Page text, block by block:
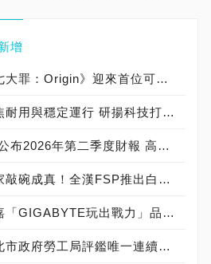
增
《七大罪：Origin》迎來首位可遊玩十誡角色「德里艾利」
聚焦耐用與穩定運行 研揚科技打造新一代 COM Express Type 6 模組
LG公布2026年第二季度財報 高附加價值產品銷售成長與成本競爭力提升，營業獲利年增 147%
玩家敲碗成真！全漢FSP推出白色 VITA PM MIT 1000W 靜音電源純白上市！ MIT 白金電源首度披上純白戰袍，支援 ATX 3.1、PCIe 5.1，10年保固！
技嘉「GIGABYTE玩出戰力」品牌活動8/3讓玩家「找到專屬配備」
新北市政府勞工局評鑑唯一連續三年獲獎企業！ 宏正三度榮膺新北市政府<友善移工企業>殊榮